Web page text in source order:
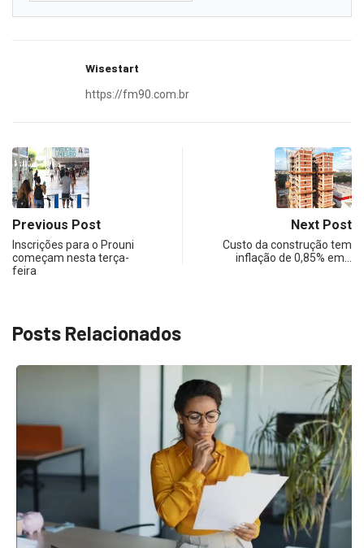
Wisestart
https://fm90.com.br
Previous Post
Inscrições para o Prouni
começam nesta terça-
feira
Next Post
Custo da construção tem
inflação de 0,85% em…
Posts Relacionados